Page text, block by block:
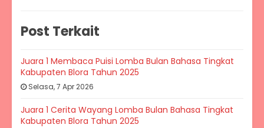
Post Terkait
Juara 1 Membaca Puisi Lomba Bulan Bahasa Tingkat
Kabupaten Blora Tahun 2025
Selasa, 7 Apr 2026
Juara 1 Cerita Wayang Lomba Bulan Bahasa Tingkat
Kabupaten Blora Tahun 2025